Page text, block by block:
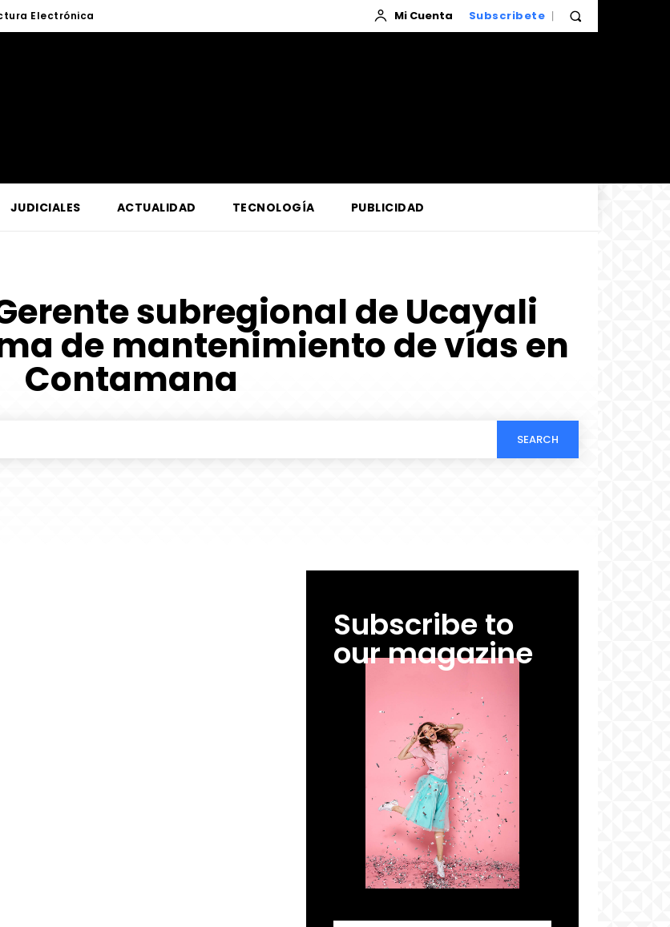
Electrónica Mi Cuenta Subscribete
JUDICIALES ACTUALIDAD TECNOLOGÍA PUBLICIDAD
subregional de Ucayali
de mantenimiento de vías en
Contamana
SEARCH
Subscribe to
our magazine